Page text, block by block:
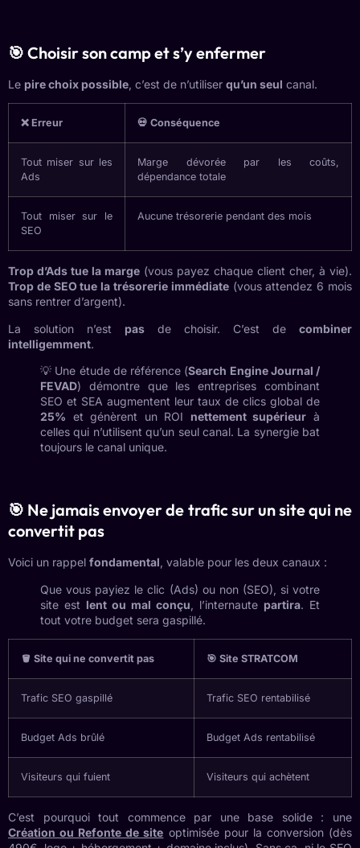
🎯 Choisir son camp et s’y enfermer
Le pire choix possible, c’est de n’utiliser qu’un seul canal.
❌ Erreur 💀 Conséquence
Tout miser sur les
Ads
Marge dévorée par les coûts,
dépendance totale
Tout miser sur le
SEO
Aucune trésorerie pendant des mois
Trop d’Ads tue la marge (vous payez chaque client cher, à vie).
Trop de SEO tue la trésorerie immédiate(vous attendez 6 mois
sans rentrer d’argent).
La solution n’est pas de choisir. C’est de combiner
intelligemment.
💡 Une étude de référence (Search Engine Journal /
FEVAD) démontre que les entreprises combinant
SEO et SEA augmentent leur taux de clics global de
25% et génèrent un ROI nettement supérieur à
celles qui n’utilisent qu’un seul canal. La synergie bat
toujours le canal unique.
🎯 Ne jamais envoyer de trafic sur un site qui ne
convertit pas
Voici un rappel fondamental, valable pour les deux canaux :
Que vous payiez le clic (Ads) ou non (SEO), si votre
site est lent ou mal conçu, l’internaute partira. Et
tout votre budget sera gaspillé.
🪣 Site qui ne convertit pas 🎯 Site STRATCOM
Trafic SEO gaspillé Trafic SEO rentabilisé
Budget Ads brûlé Budget Ads rentabilisé
Visiteurs qui fuient Visiteurs qui achètent
C’est pourquoi tout commence par une base solide : une
Création ou Refonte de site optimisée pour la conversion (dès